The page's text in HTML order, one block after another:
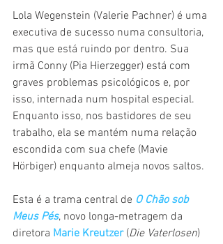
Lola Wegenstein (Valerie Pachner) é uma
executiva de sucesso numa consultoria,
mas que está ruindo por dentro. Sua
irmã Conny (Pia Hierzegger) está com
graves problemas psicológicos e, por
isso, internada num hospital especial.
Enquanto isso, nos bastidores de seu
trabalho, ela se mantém numa relação
escondida com sua chefe (Mavie
Hörbiger) enquanto almeja novos saltos.
Esta é a trama central de O Chão sob
Meus Pés, novo longa-metragem da
diretora Marie Kreutzer (Die Vaterlosen)